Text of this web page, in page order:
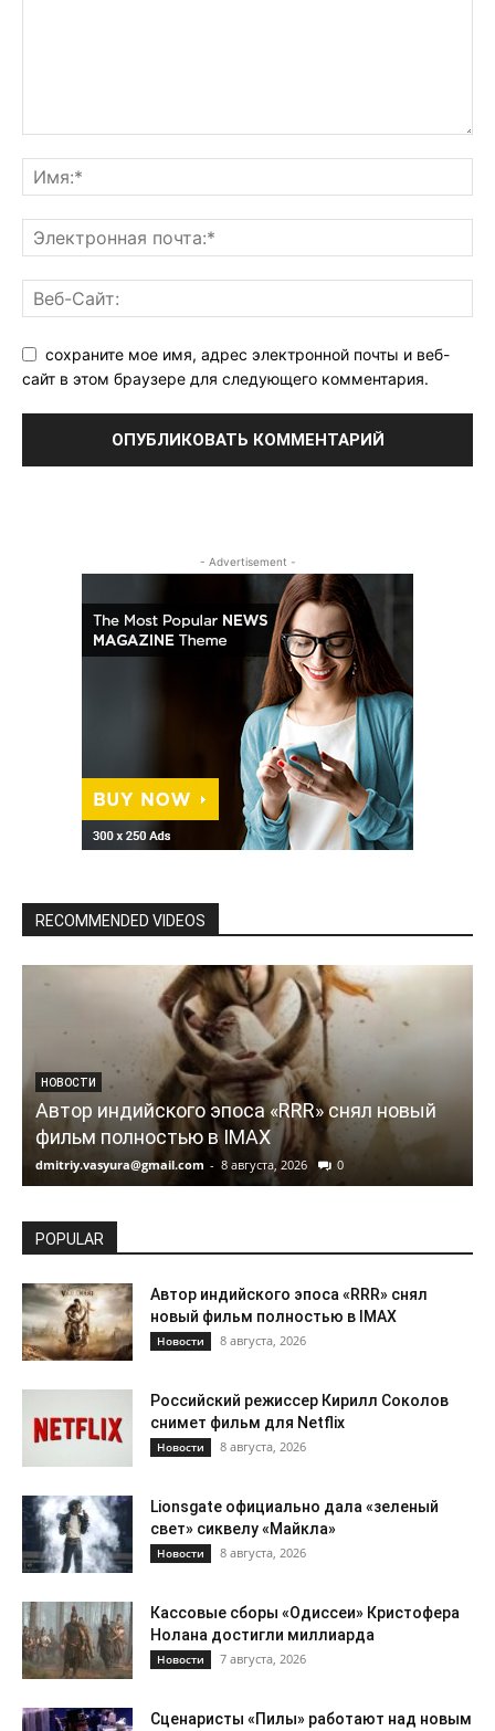
сохраните мое имя, адрес электронной почты и веб-
сайт в этом браузере для следующего комментария.
- Advertisement -
RECOMMENDED VIDEOS
НОВОСТИ
Автор индийского эпоса «RRR» снял новый
фильм полностью в IMAX
dmitriy.vasyura@gmail.com - 8 августа, 2026 0
POPULAR
Автор индийского эпоса «RRR» снял
новый фильм полностью в IMAX
Новости 8 августа, 2026
Российский режиссер Кирилл Соколов
снимет фильм для Netflix
Новости 8 августа, 2026
Lionsgate официально дала «зеленый
свет» сиквелу «Майкла»
Новости 8 августа, 2026
Кассовые сборы «Одиссеи» Кристофера
Нолана достигли миллиарда
Новости 7 августа, 2026
Сценаристы «Пилы» работают над новым